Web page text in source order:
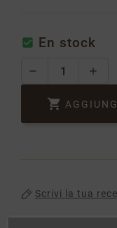
 En stock

Scrivi la tua